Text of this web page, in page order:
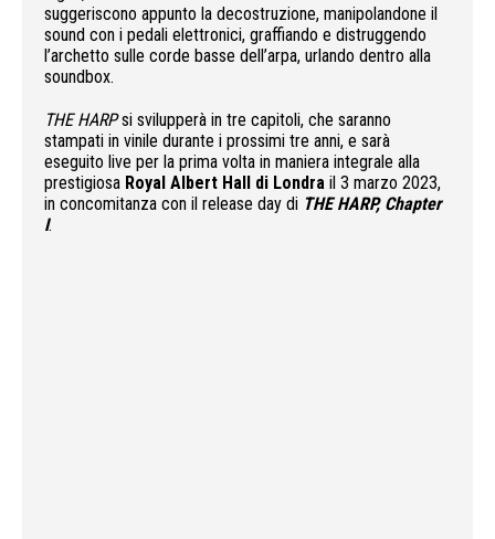
suggeriscono appunto la decostruzione, manipolandone il
sound con i pedali elettronici, graffiando e distruggendo
l’archetto sulle corde basse dell’arpa, urlando dentro alla
soundbox.
THE HARPsi svilupperà in tre capitoli, che saranno
stampati in vinile durante i prossimi tre anni, e sarà
eseguito live per la prima volta in maniera integrale alla
prestigiosa Royal Albert Hall di Londra il 3 marzo 2023,
in concomitanza con il release day di THE HARP, Chapter
I.